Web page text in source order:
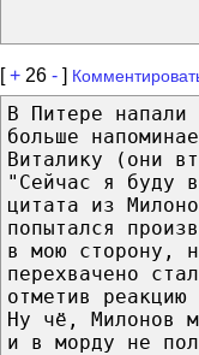
[+ 26 - ]
В Питере напали
больше
Виталику (они
"Сейчас я буду
цитата из
попытался
в мою сторону,
перехвачено
отметив
Ну чё, Милонов
и в морду не